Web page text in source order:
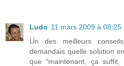
Ludo 11 mars 2009 à 08:25
Un des meilleurs
demandais quelle solution
que "maintenant, ça